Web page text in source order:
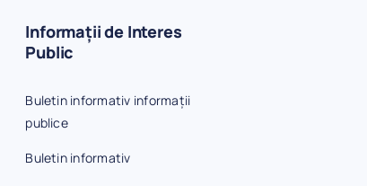
Informații de Interes
Public
Buletin informativ informații
publice
Buletin informativ